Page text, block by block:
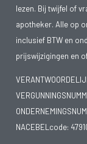
lezen. Bij twijfel of
apotheker. Alle op
inclusief BTW en
prijswijzigingen en
NACEBELcode: